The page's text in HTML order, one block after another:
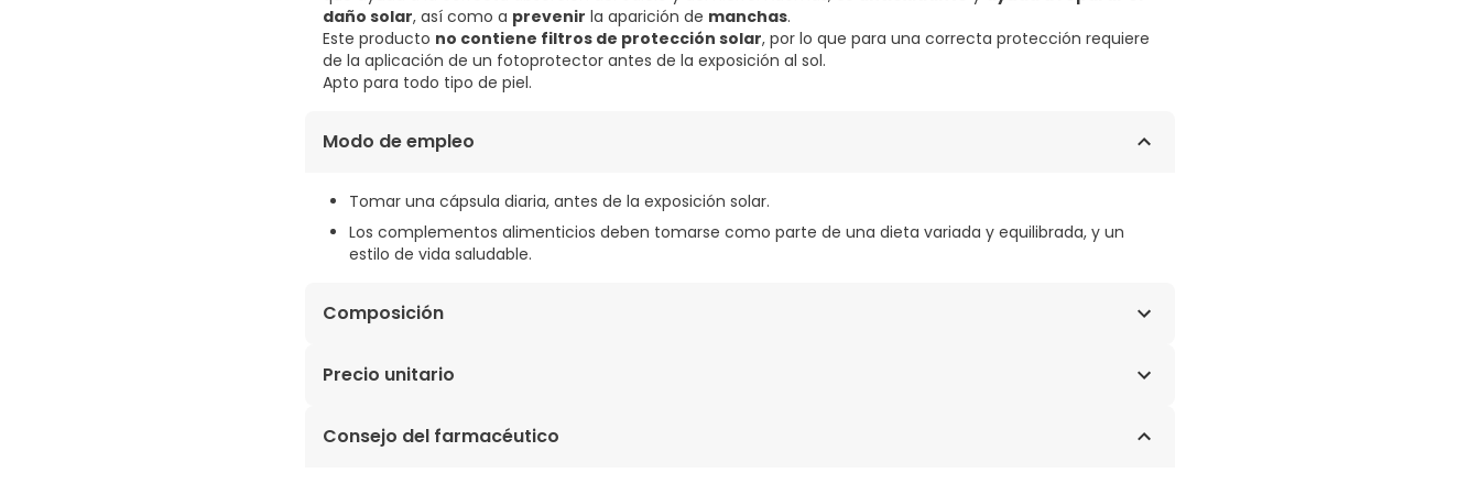
daño solar, así como a prevenir la aparición de manchas.
Este producto no contiene filtros de protección solar, por lo que para una correcta protección requiere
de la aplicación de un fotoprotector antes de la exposición al sol.
Apto para todo tipo de piel.
Modo de empleo
Tomar una cápsula diaria, antes de la exposición solar.
Los complementos alimenticios deben tomarse como parte de una dieta variada y equilibrada, y un
estilo de vida saludable.
Composición
Polypodium leucotomos; Agente de Recubrimiento (Hidroxipropilmetilcelulosa (E 464)); Edulcorante
470b)); Colorantes (Óxido de Hierro Amarillo (E 172), Dióxido de Titanio (E 171)).
Precio unitario
0,85€ / Cápsulas
Consejo del farmacéutico